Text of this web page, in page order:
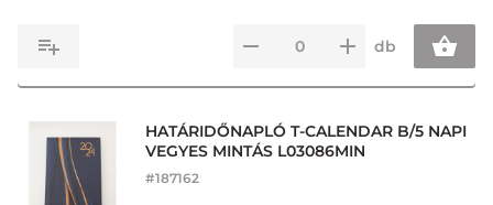
db
HATÁRIDŐNAPLÓ T-CALENDAR B/5 NAPI
VEGYES MINTÁS L03086MIN
#187162